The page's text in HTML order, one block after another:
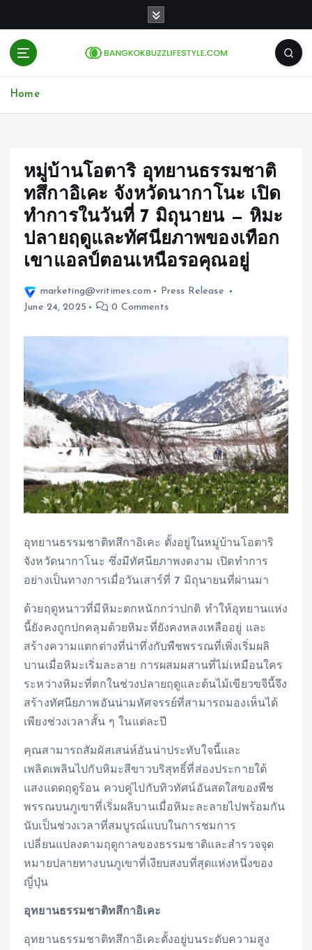
Home
หมู่บ้านโอตาริ อุทยานธรรมชาติ
ทสึกาอิเคะ จังหวัดนากาโนะ เปิด
ทำการในวันที่ 7 มิถุนายน — หิมะ
ปลายฤดูและทัศนียภาพของเทือก
เขาแอลป์ตอนเหนือรอคุณอยู่
marketing@vritimes.com
Press Release
June 24, 2025
0 Comments
อุทยานธรรมชาติทสึกาอิเคะ ตั้งอยู่ในหมู่บ้านโอตาริ
จังหวัดนากาโนะ ซึ่งมีทัศนียภาพงดงาม เปิดทำการ
อย่างเป็นทางการเมื่อวันเสาร์ที่ 7 มิถุนายนที่ผ่านมา
ด้วยฤดูหนาวที่มีหิมะตกหนักกว่าปกติ ทำให้อุทยานแห่ง
นี้ยังคงถูกปกคลุมด้วยหิมะที่ยังคงหลงเหลืออยู่ และ
สร้างความแตกต่างที่น่าทึ่งกับพืชพรรณที่เพิ่งเริ่มผลิ
บานเมื่อหิมะเริ่มละลาย การผสมผสานที่ไม่เหมือนใคร
ระหว่างหิมะที่ตกในช่วงปลายฤดูและต้นไม้เขียวขจีนี้จึง
สร้างทัศนียภาพอันน่ามหัศจรรย์ที่สามารถมองเห็นได้
เพียงช่วงเวลาสั้น ๆ ในแต่ละปี
คุณสามารถสัมผัสเสน่ห์อันน่าประทับใจนี้และ
เพลิดเพลินไปกับหิมะสีขาวบริสุทธิ์ที่ส่องประกายใต้
แสงแดดฤดูร้อน ควบคู่ไปกับทิวทัศน์อันสดใสของพืช
พรรณบนภูเขาที่เริ่มผลิบานเมื่อหิมะละลายไปพร้อมกัน
นับเป็นช่วงเวลาที่สมบูรณ์แบบในการชมการ
เปลี่ยนแปลงตามฤดูกาลของธรรมชาติและสำรวจจุด
หมายปลายทางบนภูเขาที่เงียบสงบที่สุดแห่งหนึ่งของ
ญี่ปุ่น
อุทยานธรรมชาติทสึกาอิเคะ
อุทยานธรรมชาติทสึกาอิเคะตั้งอยู่บนระดับความสูง